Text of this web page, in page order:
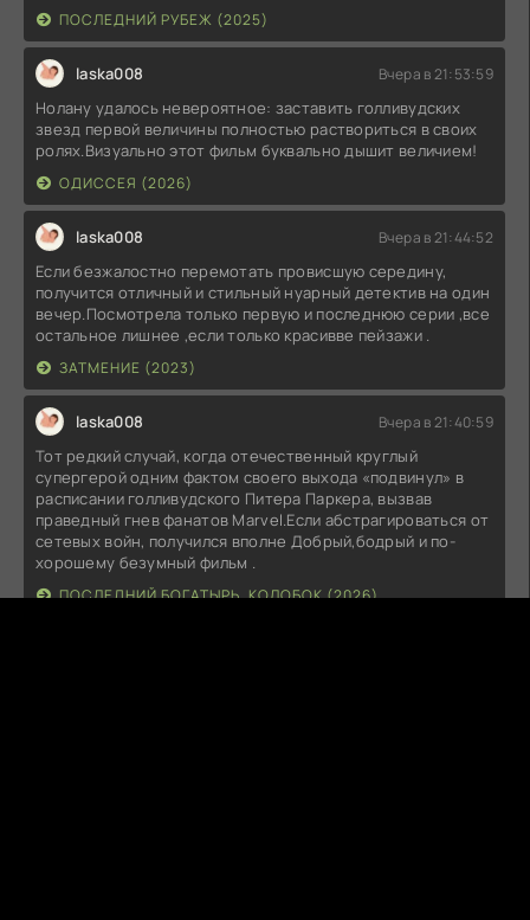
ПОСЛЕДНИЙ РУБЕЖ (2025)
laska008 Вчера в 21:53:59
Нолану удалось невероятное: заставить голливудских
звезд первой величины полностью раствориться в своих
ролях.Визуально этот фильм буквально дышит величием!
ОДИССЕЯ (2026)
laska008 Вчера в 21:44:52
Если безжалостно перемотать провисшую середину,
получится отличный и стильный нуарный детектив на один
вечер.Посмотрела только первую и последнюю серии ,все
остальное лишнее ,если только красивве пейзажи .
ЗАТМЕНИЕ (2023)
laska008 Вчера в 21:40:59
Тот редкий случай, когда отечественный круглый
супергерой одним фактом своего выхода «подвинул» в
расписании голливудского Питера Паркера, вызвав
праведный гнев фанатов Marvel.Если абстрагироваться от
сетевых войн, получился вполне Добрый,бодрый и по-
хорошему безумный фильм .
ПОСЛЕДНИЙ БОГАТЫРЬ. КОЛОБОК (2026)